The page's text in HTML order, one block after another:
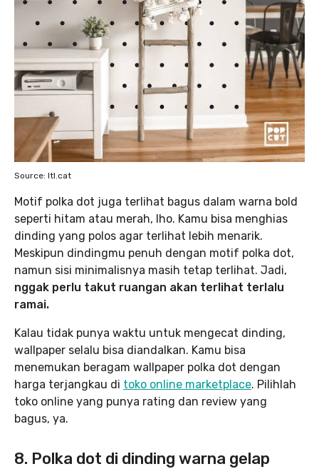
Source: Itl.cat
Motif polka dot juga terlihat bagus dalam warna bold
seperti hitam atau merah, lho. Kamu bisa menghias
dinding yang polos agar terlihat lebih menarik.
Meskipun dindingmu penuh dengan motif polka dot,
namun sisi minimalisnya masih tetap terlihat. Jadi,
nggak perlu takut ruangan akan terlihat terlalu
ramai.
Kalau tidak punya waktu untuk mengecat dinding,
wallpaper selalu bisa diandalkan. Kamu bisa
menemukan beragam wallpaper polka dot dengan
harga terjangkau di toko online marketplace. Pilihlah
toko online yang punya rating dan review yang
bagus, ya.
8. Polka dot di dinding warna gelap